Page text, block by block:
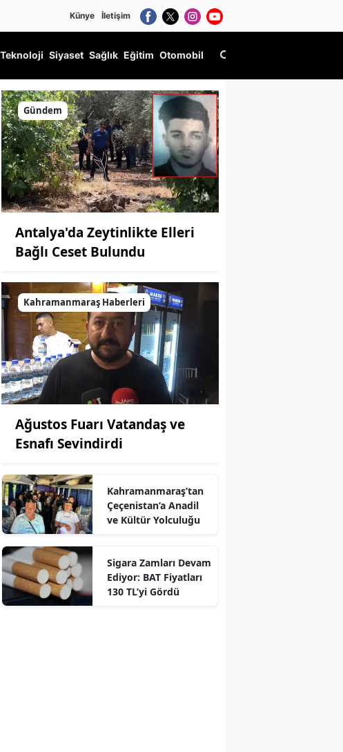
Künye İletişim
Siyaset Sağlık Eğitim Otomobil
Gündem
Antalya'da Zeytinlikte Elleri
Bağlı Ceset Bulundu
Kahramanmaraş Haberleri
Ağustos Fuarı Vatandaş ve
Esnafı Sevindirdi
Kahramanmaraş’tan
Çeçenistan’a Anadil
ve Kültür Yolculuğu
Sigara Zamları Devam
Ediyor: BAT Fiyatları
130 TL’yi Gördü